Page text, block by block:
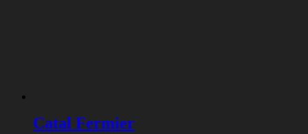
Catal Fermier